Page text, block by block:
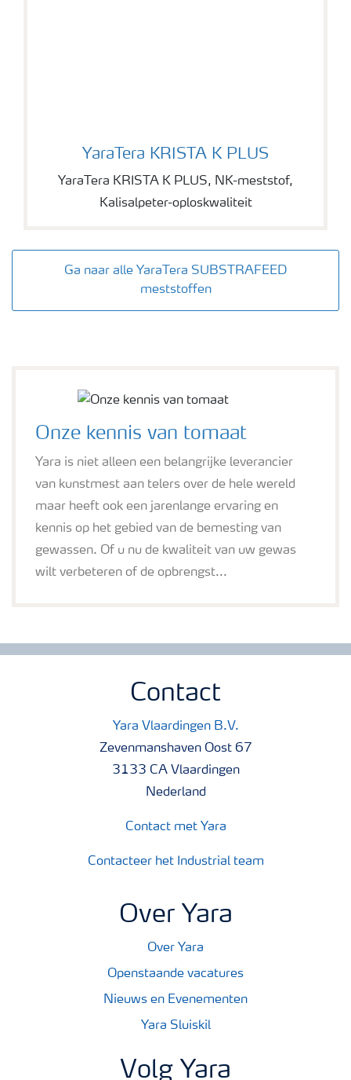
YaraTera KRISTA K PLUS
YaraTera KRISTA K PLUS, NK-meststof,
Kalisalpeter-oploskwaliteit
Ga naar alle YaraTera SUBSTRAFEED
meststoffen
Onze kennis van tomaat
Yara is niet alleen een belangrijke leverancier
van kunstmest aan telers over de hele wereld
maar heeft ook een jarenlange ervaring en
kennis op het gebied van de bemesting van
gewassen. Of u nu de kwaliteit van uw gewas
wilt verbeteren of de opbrengst...
Contact
Yara Vlaardingen B.V.
Zevenmanshaven Oost 67
3133 CA Vlaardingen
Nederland
Contact met Yara
Contacteer het Industrial team
Over Yara
Over Yara
Openstaande vacatures
Nieuws en Evenementen
Yara Sluiskil
Volg Yara